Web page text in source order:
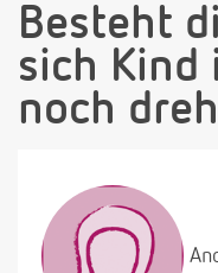
Besteht
sich Kind
noch